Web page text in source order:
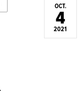
OCT.
4
2021